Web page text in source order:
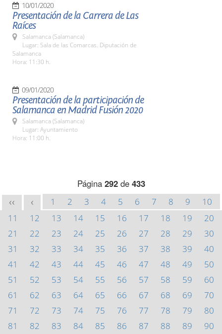
10/01/2020
Presentación de la Carrera de Las
Raíces
Salamanca (Salamanca)
Lugar: Sala de las Comarcas. Diputación de
Salamanca
Hora: 11:30 h.
09/01/2020
Presentación de la participación de
Salamanca en Madrid Fusión 2020
Salamanca (Salamanca)
Lugar: Ayuntamiento
Hora: 11:00 h.
Página 292de 433
<< < 1 2 3 4 5 6 7 8 9
10
11
12 13 14 15 16 17 18 19
20
21
22 23 24 25 26 27 28 29
30
31
32 33 34 35 36 37 38 39
40
41
42 43 44 45 46 47 48 49
50
51
52 53 54 55 56 57 58 59
60
61
62 63 64 65 66 67 68 69
70
71
72 73 74 75 76 77 78 79
80
81
82 83 84 85 86 87 88 89
90